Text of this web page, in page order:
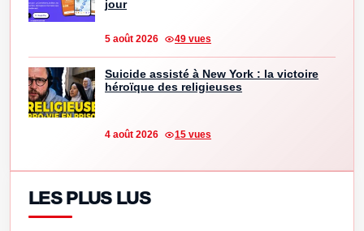
jour
5 août 2026 49 vues
Suicide assisté à New York : la victoire
héroïque des religieuses
4 août 2026 15 vues
LES PLUS LUS